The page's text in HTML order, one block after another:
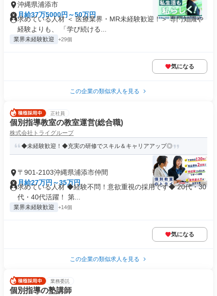
沖縄県浦添市
月給37万5000円～50万円
求めている人材 ＜ 医療業界・MR未経験歓迎！＞ 専門知識や
経験よりも、 「学び続ける...
業界未経験歓迎 +29個
気になる
この企業の類似求人を見る
正社員
個別指導教室の教室運営(総合職)
株式会社トライグループ
◆未経験歓迎！◆充実の研修でスキル＆キャリアアップ◎
〒901-2103沖縄県浦添市仲間
月給27万円～35万円
求めている人材 ◆経験不問！意欲重視の採用です◆ 20代・30
代・40代活躍！ 第...
業界未経験歓迎 +14個
気になる
この企業の類似求人を見る
業務委託
個別指導の塾講師